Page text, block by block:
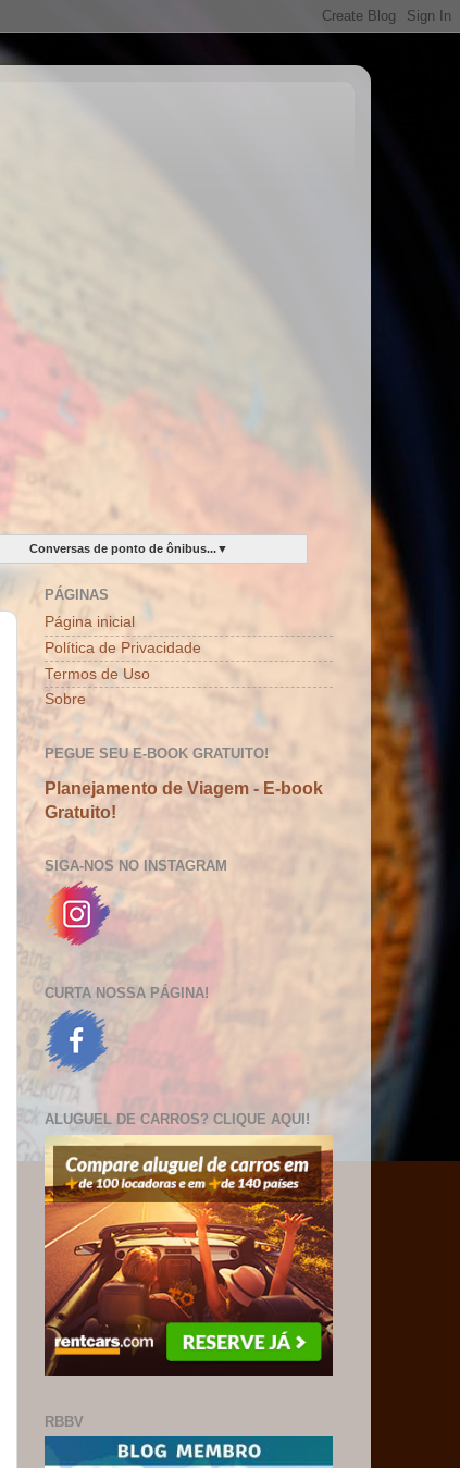
Conversas de ponto de ônibus...▼
PÁGINAS
Página inicial
Política de Privacidade
Termos de Uso
Sobre
PEGUE SEU E-BOOK GRATUITO!
Planejamento de Viagem - E-book
Gratuito!
SIGA-NOS NO INSTAGRAM
CURTA NOSSA PÁGINA!
ALUGUEL DE CARROS? CLIQUE AQUI!
RBBV